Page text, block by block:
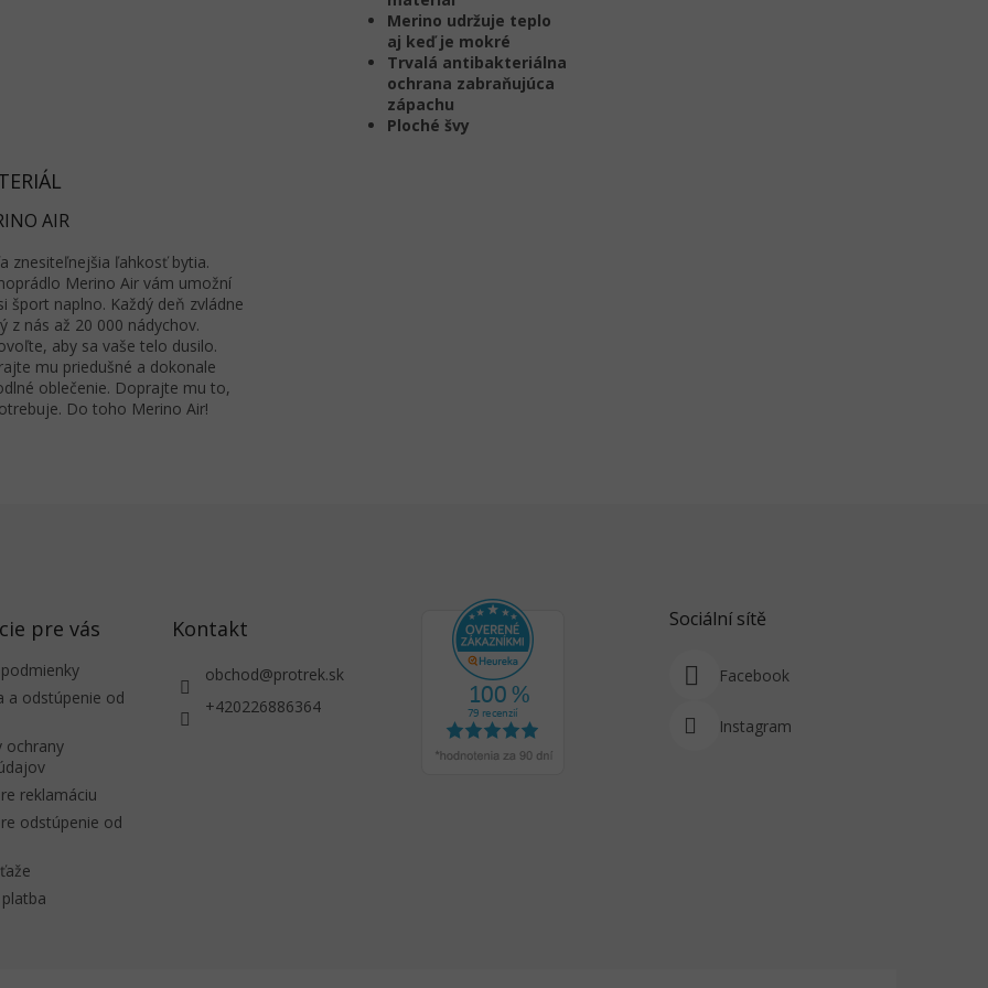
Merino udržuje teplo
aj keď je mokré
Trvalá antibakteriálna
ochrana zabraňujúca
zápachu
Ploché švy
AIR
znesiteľnejšia ľahkosť bytia.
Merino Air vám umožní
šport naplno. Každý deň zvládne
z nás až 20 000 nádychov.
aby sa vaše telo dusilo.
mu priedušné a dokonale
oblečenie. Doprajte mu to,
Do toho Merino Air!
pre vás
a odstúpenie od
ochrany
reklamáciu
odstúpenie od
Kontakt
obchod@protrek.sk
+420226886364
Sociální sítě
Facebook
Instagram